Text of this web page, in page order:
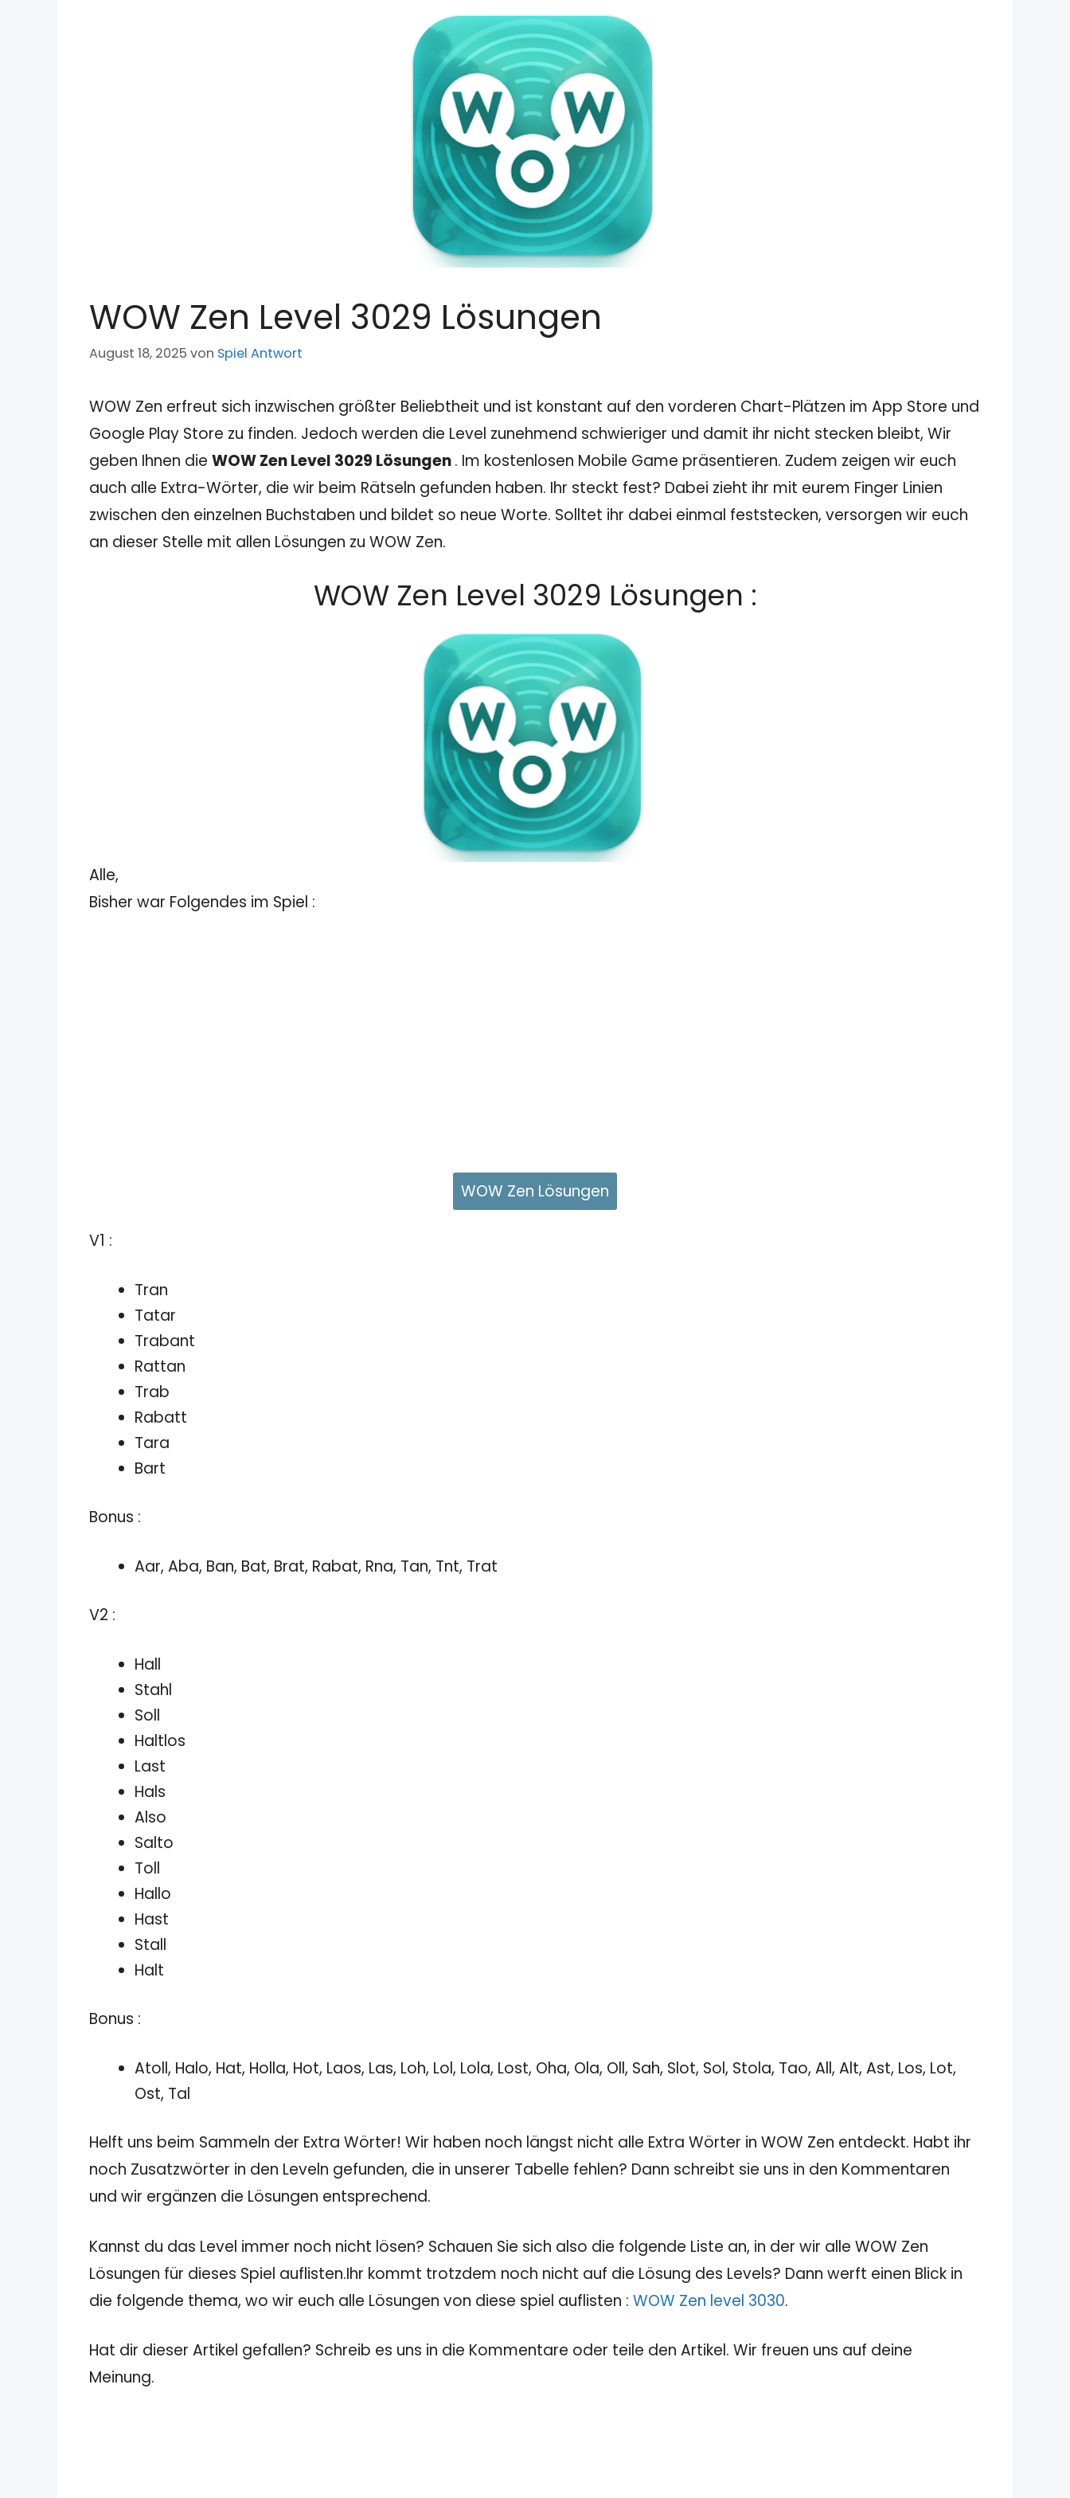
WOW Zen Level 3029 Lösungen
August 18, 2025 von Spiel Antwort
WOW Zen erfreut sich inzwischen größter Beliebtheit und ist konstant auf den vorderen Chart-Plätzen im App Store und
Google Play Store zu finden. Jedoch werden die Level zunehmend schwieriger und damit ihr nicht stecken bleibt, Wir
geben Ihnen die WOW Zen Level 3029 Lösungen. Im kostenlosen Mobile Game präsentieren. Zudem zeigen wir euch
auch alle Extra-Wörter, die wir beim Rätseln gefunden haben. Ihr steckt fest? Dabei zieht ihr mit eurem Finger Linien
zwischen den einzelnen Buchstaben und bildet so neue Worte. Solltet ihr dabei einmal feststecken, versorgen wir euch
an dieser Stelle mit allen Lösungen zu WOW Zen.
WOW Zen Level 3029 Lösungen :
Alle,
Bisher war Folgendes im Spiel :
WOW Zen Lösungen
V1 :
Tran
Tatar
Trabant
Rattan
Trab
Rabatt
Tara
Bart
Bonus :
Aar, Aba, Ban, Bat, Brat, Rabat, Rna, Tan, Tnt, Trat
V2 :
Hall
Stahl
Soll
Haltlos
Last
Hals
Also
Salto
Toll
Hallo
Hast
Stall
Halt
Bonus :
Atoll, Halo, Hat, Holla, Hot, Laos, Las, Loh, Lol, Lola, Lost, Oha, Ola, Oll, Sah, Slot, Sol, Stola, Tao, All, Alt, Ast, Los, Lot,
Ost, Tal
Helft uns beim Sammeln der Extra Wörter! Wir haben noch längst nicht alle Extra Wörter in WOW Zen entdeckt. Habt ihr
noch Zusatzwörter in den Leveln gefunden, die in unserer Tabelle fehlen? Dann schreibt sie uns in den Kommentaren
und wir ergänzen die Lösungen entsprechend.
Kannst du das Level immer noch nicht lösen? Schauen Sie sich also die folgende Liste an, in der wir alle WOW Zen
Lösungen für dieses Spiel auflisten.Ihr kommt trotzdem noch nicht auf die Lösung des Levels? Dann werft einen Blick in
die folgende thema, wo wir euch alle Lösungen von diese spiel auflisten : WOW Zen level 3030.
Hat dir dieser Artikel gefallen? Schreib es uns in die Kommentare oder teile den Artikel. Wir freuen uns auf deine
Meinung.